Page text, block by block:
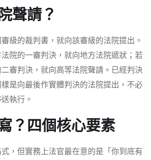
聲請？
級的裁判書，就向該審級的法院提出。
院的一審判決，就向地方法院遞狀；若
審判決，就向高等法院聲請。已經判決
是向最後作實體判決的法院提出，不必
執行。
？四個核心要素
，但實務上法官最在意的是「你到底有